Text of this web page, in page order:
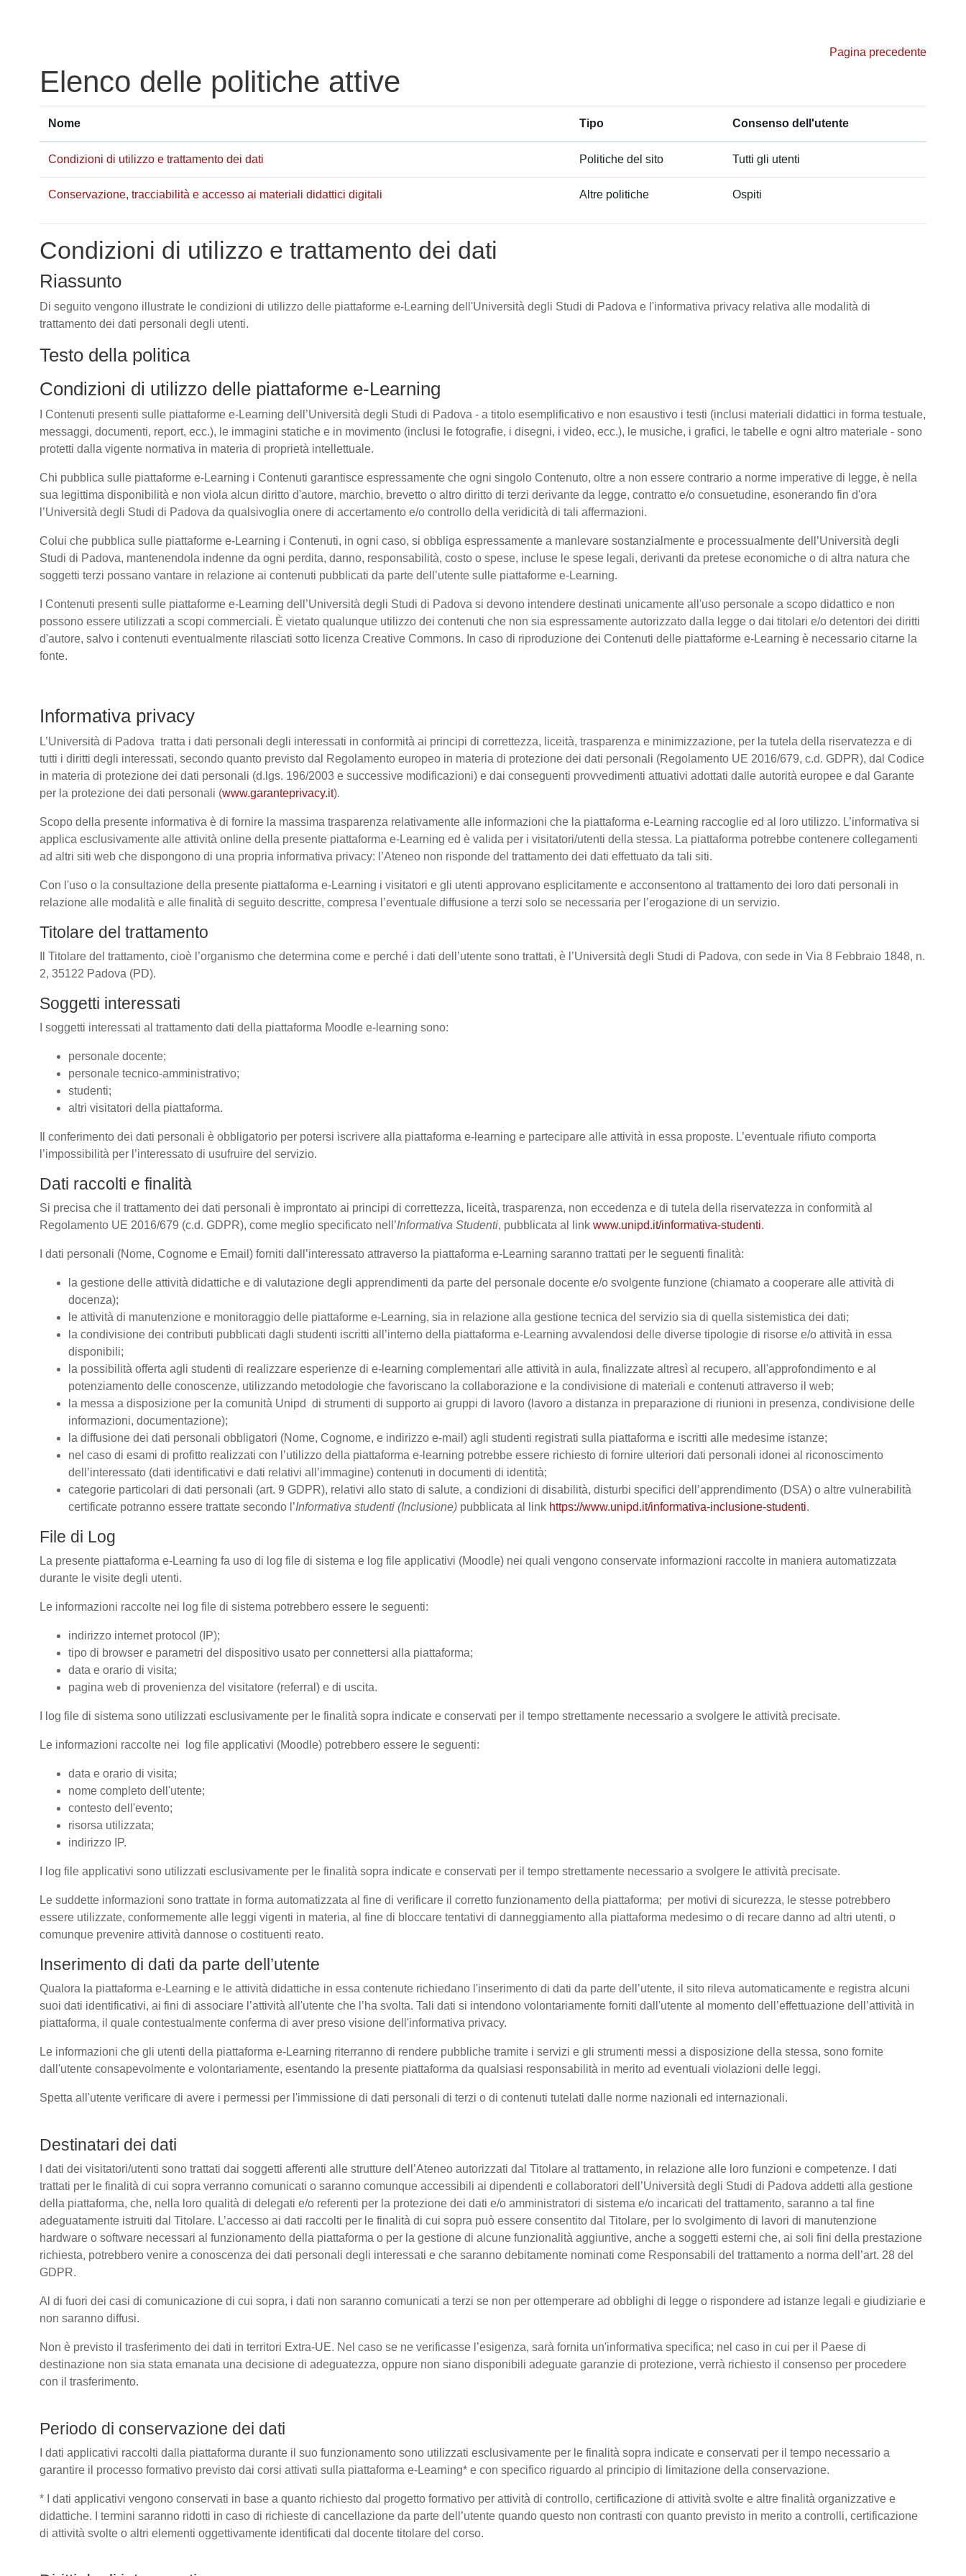
Pagina precedente
Elenco delle politiche attive
Nome Tipo Consenso dell'utente
Condizioni di utilizzo e trattamento dei dati Politiche del sito Tutti gli utenti
Conservazione, tracciabilità e accesso ai materiali didattici digitali Altre politiche Ospiti
Condizioni di utilizzo e trattamento dei dati
Riassunto
Di seguito vengono illustrate le condizioni di utilizzo delle piattaforme e-Learning dell'Università degli Studi di Padova e l'informativa privacy relativa alle modalità di
trattamento dei dati personali degli utenti.
Testo della politica
Condizioni di utilizzo delle piattaforme e-Learning
I Contenuti presenti sulle piattaforme e-Learning dell’Università degli Studi di Padova - a titolo esemplificativo e non esaustivo i testi (inclusi materiali didattici in forma testuale,
messaggi, documenti, report, ecc.), le immagini statiche e in movimento (inclusi le fotografie, i disegni, i video, ecc.), le musiche, i grafici, le tabelle e ogni altro materiale - sono
protetti dalla vigente normativa in materia di proprietà intellettuale.
Chi pubblica sulle piattaforme e-Learning i Contenuti garantisce espressamente che ogni singolo Contenuto, oltre a non essere contrario a norme imperative di legge, è nella
sua legittima disponibilità e non viola alcun diritto d'autore, marchio, brevetto o altro diritto di terzi derivante da legge, contratto e/o consuetudine, esonerando fin d'ora
l’Università degli Studi di Padova da qualsivoglia onere di accertamento e/o controllo della veridicità di tali affermazioni.
Colui che pubblica sulle piattaforme e-Learning i Contenuti, in ogni caso, si obbliga espressamente a manlevare sostanzialmente e processualmente dell’Università degli
Studi di Padova, mantenendola indenne da ogni perdita, danno, responsabilità, costo o spese, incluse le spese legali, derivanti da pretese economiche o di altra natura che
soggetti terzi possano vantare in relazione ai contenuti pubblicati da parte dell’utente sulle piattaforme e-Learning.
I Contenuti presenti sulle piattaforme e-Learning dell’Università degli Studi di Padova si devono intendere destinati unicamente all'uso personale a scopo didattico e non
possono essere utilizzati a scopi commerciali. È vietato qualunque utilizzo dei contenuti che non sia espressamente autorizzato dalla legge o dai titolari e/o detentori dei diritti
d'autore, salvo i contenuti eventualmente rilasciati sotto licenza Creative Commons. In caso di riproduzione dei Contenuti delle piattaforme e-Learning è necessario citarne la
fonte.
Informativa privacy
L’Università di Padova tratta i dati personali degli interessati in conformità ai principi di correttezza, liceità, trasparenza e minimizzazione, per la tutela della riservatezza e di
tutti i diritti degli interessati, secondo quanto previsto dal Regolamento europeo in materia di protezione dei dati personali (Regolamento UE 2016/679, c.d. GDPR), dal Codice
in materia di protezione dei dati personali (d.lgs. 196/2003 e successive modificazioni) e dai conseguenti provvedimenti attuativi adottati dalle autorità europee e dal Garante
per la protezione dei dati personali (www.garanteprivacy.it).
Scopo della presente informativa è di fornire la massima trasparenza relativamente alle informazioni che la piattaforma e-Learning raccoglie ed al loro utilizzo. L’informativa si
applica esclusivamente alle attività online della presente piattaforma e-Learning ed è valida per i visitatori/utenti della stessa. La piattaforma potrebbe contenere collegamenti
ad altri siti web che dispongono di una propria informativa privacy: l’Ateneo non risponde del trattamento dei dati effettuato da tali siti.
Con l'uso o la consultazione della presente piattaforma e-Learning i visitatori e gli utenti approvano esplicitamente e acconsentono al trattamento dei loro dati personali in
relazione alle modalità e alle finalità di seguito descritte, compresa l’eventuale diffusione a terzi solo se necessaria per l’erogazione di un servizio.
Titolare del trattamento
Il Titolare del trattamento, cioè l’organismo che determina come e perché i dati dell’utente sono trattati, è l’Università degli Studi di Padova, con sede in Via 8 Febbraio 1848, n.
2, 35122 Padova (PD).
Soggetti interessati
I soggetti interessati al trattamento dati della piattaforma Moodle e-learning sono:
personale docente;
personale tecnico-amministrativo;
studenti;
altri visitatori della piattaforma.
Il conferimento dei dati personali è obbligatorio per potersi iscrivere alla piattaforma e-learning e partecipare alle attività in essa proposte. L’eventuale rifiuto comporta
l’impossibilità per l’interessato di usufruire del servizio.
Dati raccolti e finalità
Si precisa che il trattamento dei dati personali è improntato ai principi di correttezza, liceità, trasparenza, non eccedenza e di tutela della riservatezza in conformità al
Regolamento UE 2016/679 (c.d. GDPR), come meglio specificato nell’Informativa Studenti, pubblicata al link www.unipd.it/informativa-studenti.
I dati personali (Nome, Cognome e Email) forniti dall’interessato attraverso la piattaforma e-Learning saranno trattati per le seguenti finalità:
la gestione delle attività didattiche e di valutazione degli apprendimenti da parte del personale docente e/o svolgente funzione (chiamato a cooperare alle attività di
docenza);
le attività di manutenzione e monitoraggio delle piattaforme e-Learning, sia in relazione alla gestione tecnica del servizio sia di quella sistemistica dei dati;
la condivisione dei contributi pubblicati dagli studenti iscritti all’interno della piattaforma e-Learning avvalendosi delle diverse tipologie di risorse e/o attività in essa
disponibili;
la possibilità offerta agli studenti di realizzare esperienze di e-learning complementari alle attività in aula, finalizzate altresì al recupero, all'approfondimento e al
potenziamento delle conoscenze, utilizzando metodologie che favoriscano la collaborazione e la condivisione di materiali e contenuti attraverso il web;
la messa a disposizione per la comunità Unipd di strumenti di supporto ai gruppi di lavoro (lavoro a distanza in preparazione di riunioni in presenza, condivisione delle
informazioni, documentazione);
la diffusione dei dati personali obbligatori (Nome, Cognome, e indirizzo e-mail) agli studenti registrati sulla piattaforma e iscritti alle medesime istanze;
nel caso di esami di profitto realizzati con l’utilizzo della piattaforma e-learning potrebbe essere richiesto di fornire ulteriori dati personali idonei al riconoscimento
dell’interessato (dati identificativi e dati relativi all’immagine) contenuti in documenti di identità;
categorie particolari di dati personali (art. 9 GDPR), relativi allo stato di salute, a condizioni di disabilità, disturbi specifici dell’apprendimento (DSA) o altre vulnerabilità
certificate potranno essere trattate secondo l’Informativa studenti (Inclusione) pubblicata al link https://www.unipd.it/informativa-inclusione-studenti.
File di Log
La presente piattaforma e-Learning fa uso di log file di sistema e log file applicativi (Moodle) nei quali vengono conservate informazioni raccolte in maniera automatizzata
durante le visite degli utenti.
Le informazioni raccolte nei log file di sistema potrebbero essere le seguenti:
indirizzo internet protocol (IP);
tipo di browser e parametri del dispositivo usato per connettersi alla piattaforma;
data e orario di visita;
pagina web di provenienza del visitatore (referral) e di uscita.
I log file di sistema sono utilizzati esclusivamente per le finalità sopra indicate e conservati per il tempo strettamente necessario a svolgere le attività precisate.
Le informazioni raccolte nei log file applicativi (Moodle) potrebbero essere le seguenti:
data e orario di visita;
nome completo dell'utente;
contesto dell'evento;
risorsa utilizzata;
indirizzo IP.
I log file applicativi sono utilizzati esclusivamente per le finalità sopra indicate e conservati per il tempo strettamente necessario a svolgere le attività precisate.
Le suddette informazioni sono trattate in forma automatizzata al fine di verificare il corretto funzionamento della piattaforma; per motivi di sicurezza, le stesse potrebbero
essere utilizzate, conformemente alle leggi vigenti in materia, al fine di bloccare tentativi di danneggiamento alla piattaforma medesimo o di recare danno ad altri utenti, o
comunque prevenire attività dannose o costituenti reato.
Inserimento di dati da parte dell’utente
Qualora la piattaforma e-Learning e le attività didattiche in essa contenute richiedano l'inserimento di dati da parte dell’utente, il sito rileva automaticamente e registra alcuni
suoi dati identificativi, ai fini di associare l’attività all'utente che l’ha svolta. Tali dati si intendono volontariamente forniti dall'utente al momento dell’effettuazione dell’attività in
piattaforma, il quale contestualmente conferma di aver preso visione dell'informativa privacy.
Le informazioni che gli utenti della piattaforma e-Learning riterranno di rendere pubbliche tramite i servizi e gli strumenti messi a disposizione della stessa, sono fornite
dall'utente consapevolmente e volontariamente, esentando la presente piattaforma da qualsiasi responsabilità in merito ad eventuali violazioni delle leggi.
Spetta all'utente verificare di avere i permessi per l'immissione di dati personali di terzi o di contenuti tutelati dalle norme nazionali ed internazionali.
Destinatari dei dati
I dati dei visitatori/utenti sono trattati dai soggetti afferenti alle strutture dell’Ateneo autorizzati dal Titolare al trattamento, in relazione alle loro funzioni e competenze. I dati
trattati per le finalità di cui sopra verranno comunicati o saranno comunque accessibili ai dipendenti e collaboratori dell’Università degli Studi di Padova addetti alla gestione
della piattaforma, che, nella loro qualità di delegati e/o referenti per la protezione dei dati e/o amministratori di sistema e/o incaricati del trattamento, saranno a tal fine
adeguatamente istruiti dal Titolare. L’accesso ai dati raccolti per le finalità di cui sopra può essere consentito dal Titolare, per lo svolgimento di lavori di manutenzione
hardware o software necessari al funzionamento della piattaforma o per la gestione di alcune funzionalità aggiuntive, anche a soggetti esterni che, ai soli fini della prestazione
richiesta, potrebbero venire a conoscenza dei dati personali degli interessati e che saranno debitamente nominati come Responsabili del trattamento a norma dell’art. 28 del
GDPR.
Al di fuori dei casi di comunicazione di cui sopra, i dati non saranno comunicati a terzi se non per ottemperare ad obblighi di legge o rispondere ad istanze legali e giudiziarie e
non saranno diffusi.
Non è previsto il trasferimento dei dati in territori Extra-UE. Nel caso se ne verificasse l’esigenza, sarà fornita un'informativa specifica; nel caso in cui per il Paese di
destinazione non sia stata emanata una decisione di adeguatezza, oppure non siano disponibili adeguate garanzie di protezione, verrà richiesto il consenso per procedere
con il trasferimento.
Periodo di conservazione dei dati
I dati applicativi raccolti dalla piattaforma durante il suo funzionamento sono utilizzati esclusivamente per le finalità sopra indicate e conservati per il tempo necessario a
garantire il processo formativo previsto dai corsi attivati sulla piattaforma e-Learning* e con specifico riguardo al principio di limitazione della conservazione.
* I dati applicativi vengono conservati in base a quanto richiesto dal progetto formativo per attività di controllo, certificazione di attività svolte e altre finalità organizzative e
didattiche. I termini saranno ridotti in caso di richieste di cancellazione da parte dell’utente quando questo non contrasti con quanto previsto in merito a controlli, certificazione
di attività svolte o altri elementi oggettivamente identificati dal docente titolare del corso.